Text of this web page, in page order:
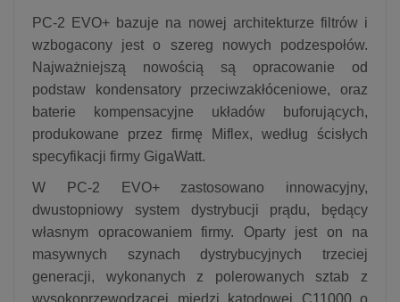
PC-2 EVO+ bazuje na nowej architekturze filtrów i
wzbogacony jest o szereg nowych podzespołów.
Najważniejszą nowością są opracowanie od
podstaw kondensatory przeciwzakłóceniowe, oraz
baterie kompensacyjne układów buforujących,
produkowane przez firmę Miflex, według ścisłych
specyfikacji firmy GigaWatt.
W PC-2 EVO+ zastosowano innowacyjny,
dwustopniowy system dystrybucji prądu, będący
własnym opracowaniem firmy. Oparty jest on na
masywnych szynach dystrybucyjnych trzeciej
generacji, wykonanych z polerowanych sztab z
wysokoprzewodzącej miedzi katodowej C11000 o